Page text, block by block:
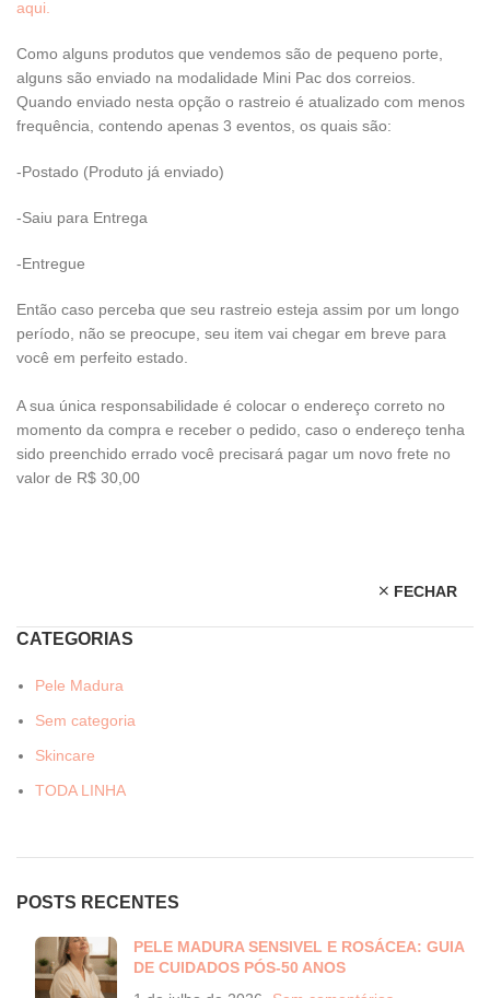
aqui.
Como alguns produtos que vendemos são de pequeno porte,
alguns são enviado na modalidade Mini Pac dos correios.
Quando enviado nesta opção o rastreio é atualizado com menos
frequência, contendo apenas 3 eventos, os quais são:
-Postado (Produto já enviado)
-Saiu para Entrega
-Entregue
Então caso perceba que seu rastreio esteja assim por um longo
período, não se preocupe, seu item vai chegar em breve para
você em perfeito estado.
A sua única responsabilidade é colocar o endereço correto no
momento da compra e receber o pedido, caso o endereço tenha
sido preenchido errado você precisará pagar um novo frete no
valor de R$ 30,00
FECHAR
CATEGORIAS
Pele Madura
Sem categoria
Skincare
TODA LINHA
POSTS RECENTES
PELE MADURA SENSIVEL E ROSÁCEA: GUIA
DE CUIDADOS PÓS-50 ANOS